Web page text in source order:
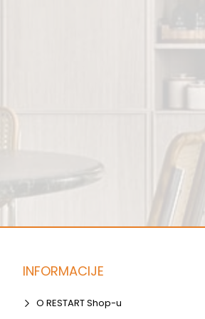
INFORMACIJE
O RESTART Shop-u